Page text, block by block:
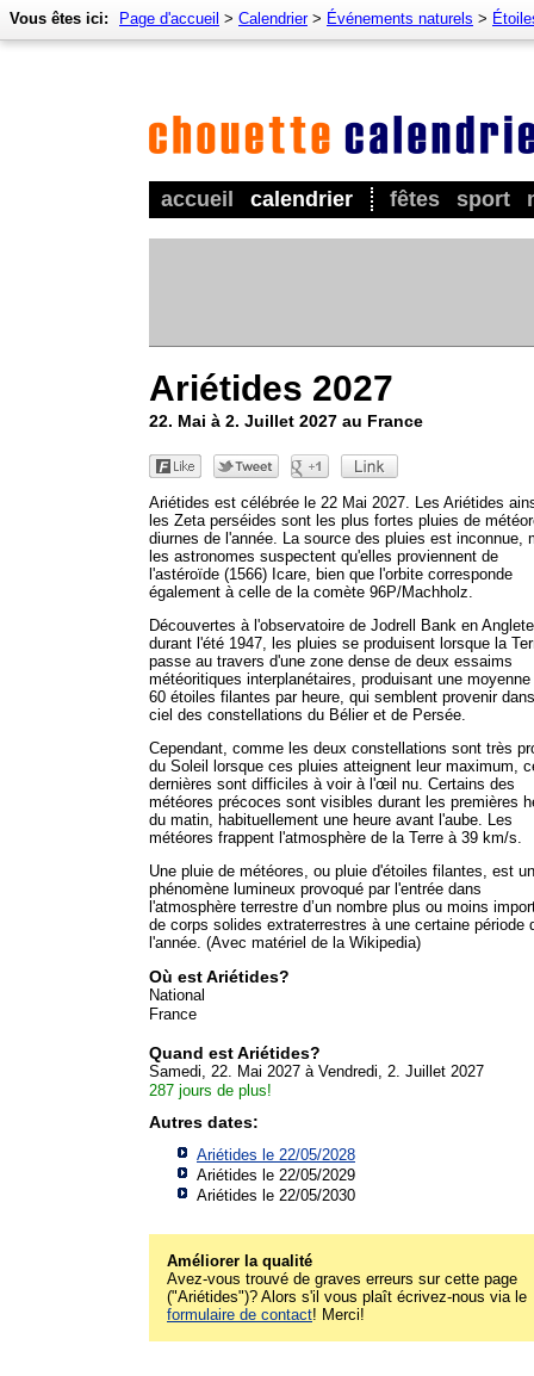
accueil calendrier fêtes sport
Vous êtes ici: Page d'accueil > Calendrier> Événements naturels >
Ariétides 2027
22. Mai à 2. Juillet 2027 au France
Ariétides est célébrée le 22 Mai 2027. Les Ariétides
les Zeta perséides sont les plus fortes pluies de
diurnes de l'année. La source des pluies est inconnue,
les astronomes suspectent qu'elles proviennent de
l'astéroïde (1566) Icare, bien que l'orbite corresponde
également à celle de la comète 96P/Machholz.
Découvertes à l'observatoire de Jodrell Bank en
durant l'été 1947, les pluies se produisent lorsque la
passe au travers d'une zone dense de deux essaims
météoritiques interplanétaires, produisant une moyenne
60 étoiles filantes par heure, qui semblent provenir
ciel des constellations du Bélier et de Persée.
Cependant, comme les deux constellations sont très
du Soleil lorsque ces pluies atteignent leur maximum,
dernières sont difficiles à voir à l'œil nu. Certains des
météores précoces sont visibles durant les premières
du matin, habituellement une heure avant l'aube. Les
météores frappent l'atmosphère de la Terre à 39 km/s.
Une pluie de météores, ou pluie d'étoiles filantes, est un
phénomène lumineux provoqué par l'entrée dans
l'atmosphère terrestre d’un nombre plus ou moins
de corps solides extraterrestres à une certaine période
l'année. (Avec matériel de la Wikipedia)
Où est Ariétides?
National
France
Quand est Ariétides?
Samedi, 22. Mai 2027 à Vendredi, 2. Juillet 2027
287 jours de plus!
Autres dates:
Ariétides le 22/05/2028
Ariétides le 22/05/2029
Ariétides le 22/05/2030
Améliorer la qualité
Avez-vous trouvé de graves erreurs sur cette page
("Ariétides")? Alors s'il vous plaît écrivez-nous via le
formulaire de contact! Merci!